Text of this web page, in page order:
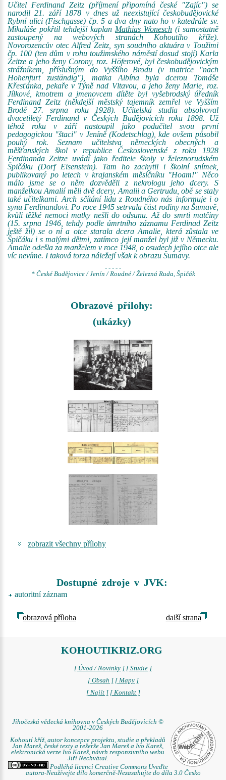
Učitel Ferdinand Zeitz (příjmení připomíná české "Zajíc") se
narodil 21. září 1878 v dnes už neexistující českobudějovické
Rybní ulici (Fischgasse) čp. 5 a dva dny nato ho v katedrále sv.
Mikuláše pokřtil tehdejší kaplan Mathias Wonesch (i samostatně
zastoupený na webových stranách Kohoutího kříže).
Novorozencův otec Alfred Zeitz, syn soudního aktuára v Toužimi
čp. 100 (ten dům v rohu toužimského náměstí dosud stojí) Karla
Zeitze a jeho ženy Corony, roz. Höferové, byl českobudějovickým
strážníkem, příslušným do Vyššího Brodu (v matrice "nach
Hohenfurt zuständig"), matka Albína byla dcerou Tomáše
Křesťánka, pekaře v Týně nad Vltavou, a jeho ženy Marie, roz.
Jílkové, kmotrem a jmenovcem dítěte byl vyšebrodský úředník
Ferdinand Zeitz (někdejší městský tajemník zemřel ve Vyšším
Brodě 27. srpna roku 1928). Učitelská studia absolvoval
dvacetiletý Ferdinand v Českých Budějovicích roku 1898. Už
téhož roku v září nastoupil jako podučitel svou první
pedagogickou "štaci" v Jeníně (Kodetschlag), kde ovšem působil
pouhý rok. Seznam učitelstva německých obecných a
měšťanských škol v republice Československé z roku 1928
Ferdinanda Zeitze uvádí jako ředitele školy v železnorudském
Špičáku (Dorf Eisenstein). Tam ho zachytil i školní snímek,
publikovaný po letech v krajanském měsíčníku "Hoam!" Něco
málo jsme se o něm dozvěděli z nekrologu jeho dcery. S
manželkou Amalií měli dvě dcery, Amalii a Gertrudu, obě se staly
také učitelkami. Arch sčítání lidu z Roudného nás informuje i o
synu Ferdinandovi. Po roce 1945 setrvala část rodiny na Šumavě,
kvůli těžké nemoci matky nešli do odsunu. Až do smrti matčiny
(15. srpna 1946, tehdy podle úmrtního záznamu Ferdinad Zeitz
ještě žil) se o ní a otce starala dcera Amalie, která zůstala ve
Špičáku i s malými dětmi, zatímco její manžel byl již v Německu.
Amalie odešla za manželem v roce 1948, o osudech jejího otce ale
víc nevíme. I taková torza náležejí však k obrazu Šumavy.
- - - - -
* České Budějovice / Jenín / Roudné / Železná Ruda, Špičák
Obrazové přílohy:
(ukázky)
zobrazit všechny přílohy
Dostupné zdroje v JVK:
autoritní záznam
obrazová příloha další strana
KOHOUTIKRIZ.ORG
[ Úvod / Novinky ] [ Studie ]
[ Obsah ] [ Mapy ]
[ Najít ] [ Kontakt ]
Jihočeská vědecká knihovna v Českých Budějovicích ©
2001-2026
Kohoutí kříž, autor koncepce projektu, studie a překladů
Jan Mareš, české texty a rešerše Jan Mareš a Ivo Kareš,
elektronická verze Ivo Kareš, návrh responzivního webu
Jiří Nechvátal.
Podléhá licenci Creative Commons Uveďte
autora-Neužívejte dílo komerčně-Nezasahujte do díla 3.0 Česko